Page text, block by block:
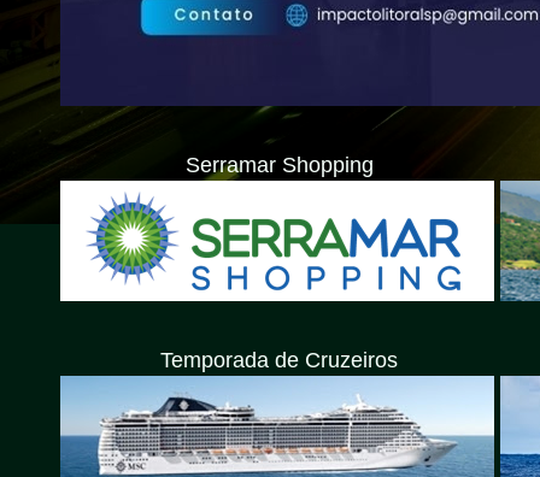
Serramar Shopping
Temporada de Cruzeiros